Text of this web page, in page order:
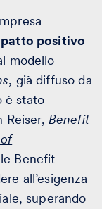
positivo
modello
, già diffuso da
è stato
Reiser, Benefit
Benefit
all’esigenza
superando